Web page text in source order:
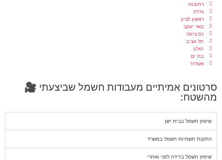
רחובות
גדרה
ראשון לציון
באר יעקב
נס ציונה
תל אביב
חולון
בת ים
אשדוד
סרטונים אמיתיים מעבודות חשמל שביצעתי 🎥
מהשטח:
שיפוץ חשמל בבית ישן
התקנת תשתיות חשמל במשרד
שיפוץ חשמל בדירה לפני ואחרי